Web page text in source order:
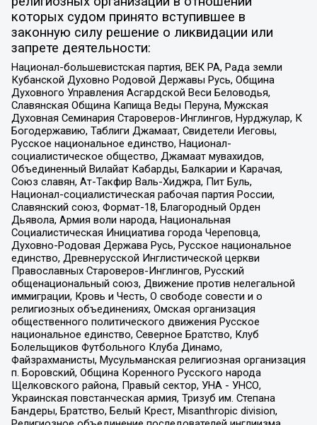
которых судом принято вступившее в
законную силу решение о ликвидации или
запрете деятельности:
Национал-большевистская партия, ВЕК РА, Рада земли
Кубанской Духовно Родовой Державы Русь, Община
Духовного Управления Асгардской Веси Беловодья,
Славянская Община Капища Веды Перуна, Мужская
Духовная Семинария Староверов-Инглингов, Нурджулар, К
Богодержавию, Таблиги Джамаат, Свидетели Иеговы,
Русское национальное единство, Национал-
социалистическое общество, Джамаат мувахидов,
Объединенный Вилайат Кабарды, Балкарии и Карачая,
Союз славян, Ат-Такфир Валь-Хиджра, Пит Буль,
Национал-социалистическая рабочая партия России,
Славянский союз, Формат-18, Благородный Орден
Дьявола, Армия воли народа, Национальная
Социалистическая Инициатива города Череповца,
Духовно-Родовая Держава Русь, Русское национальное
единство, Древнерусской Инглистической церкви
Православных Староверов-Инглингов, Русский
общенациональный союз, Движение против нелегальной
иммиграции, Кровь и Честь, О свободе совести и о
религиозных объединениях, Омская организация
общественного политического движения Русское
национальное единство, Северное Братство, Клуб
Болельщиков Футбольного Клуба Динамо,
Файзрахманисты, Мусульманская религиозная организация
п. Боровский, Община Коренного Русского народа
Щелковского района, Правый сектор, УНА - УНСО,
Украинская повстанческая армия, Тризуб им. Степана
Бандеры, Братство, Белый Крест, Misanthropic division,